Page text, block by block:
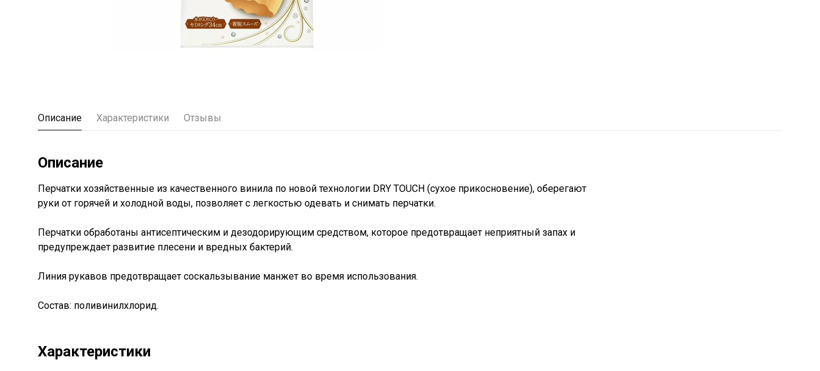
Описание Характеристики Отзывы
Описание
Перчатки хозяйственные из качественного винила по новой технологии DRY TOUCH (сухое прикосновение), оберегают
руки от горячей и холодной воды, позволяет с легкостью одевать и снимать перчатки.
Перчатки обработаны антисептическим и дезодорирующим средством, которое предотвращает неприятный запах и
предупреждает развитие плесени и вредных бактерий.
Линия рукавов предотвращает соскальзывание манжет во время использования.
Состав: поливинилхлорид.
Характеристики